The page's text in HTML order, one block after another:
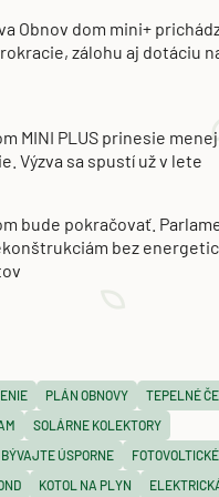
Obnov dom mini+
zálohu aj dotáciu
MINI PLUS prinesie menej
Výzva sa spustí už v lete
bude pokračovať.
bez
PLÁN OBNOVY
TEPELNÉ
SOLÁRNE KOLEKTORY
BÝVAJTE ÚSPORNE
KOTOL NA PLYN